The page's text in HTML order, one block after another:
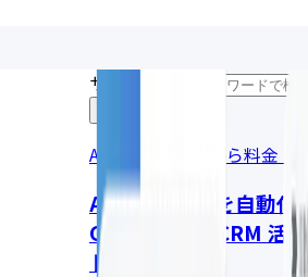
サイト内検索
AI変革の全体像から料金・
AI社員で営業を自動化
GENIEE SFA/CRM 活
ド